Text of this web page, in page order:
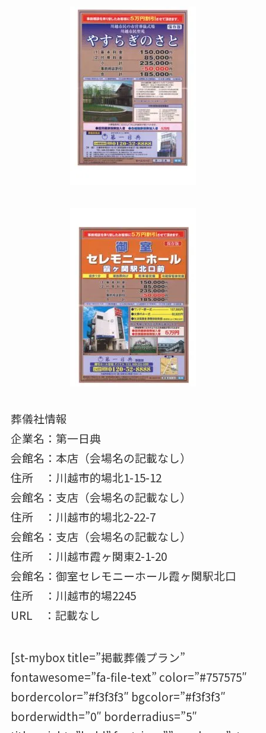
葬儀社情報
企業名：第一日典
会館名：本店（会場名の記載なし）
住所 ：川越市的場北1-15-12
会館名：支店（会場名の記載なし）
住所 ：川越市的場北2-22-7
会館名：支店（会場名の記載なし）
住所 ：川越市霞ヶ関東2-1-20
会館名：御室セレモニーホール霞ヶ関駅北口
住所 ：川越市的場2245
URL ：記載なし
[st-mybox title=”掲載葬儀プラン”
fontawesome=”fa-file-text” color=”#757575″
bordercolor=”#f3f3f3″ bgcolor=”#f3f3f3″
borderwidth=”0″ borderradius=”5″